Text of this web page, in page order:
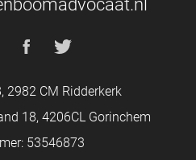
2982 CM Ridderkerk
18, 4206CL Gorinchem
53546873